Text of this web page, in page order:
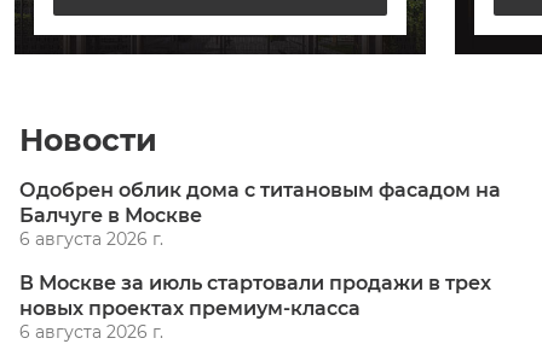
Новости
Одобрен облик дома с титановым фасадом на
Балчуге в Москве
6 августа 2026 г.
В Москве за июль стартовали продажи в трех
новых проектах премиум-класса
6 августа 2026 г.